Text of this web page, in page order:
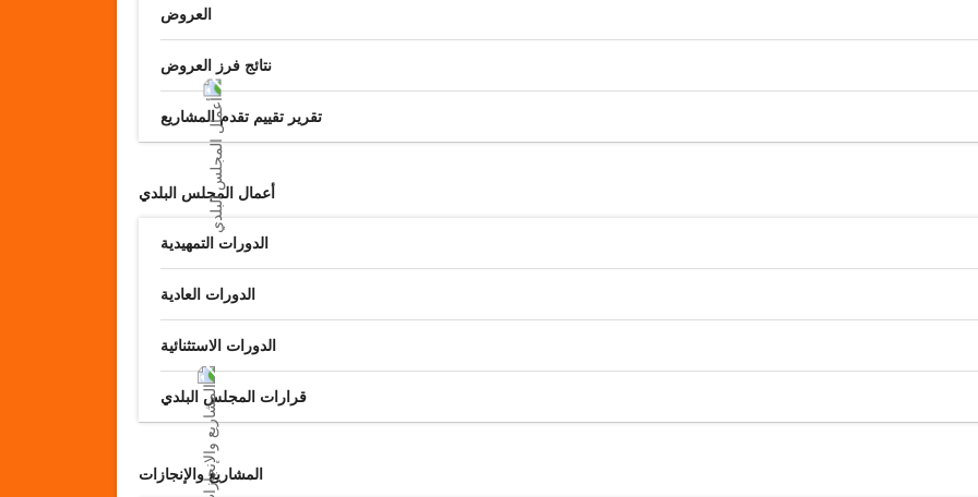
العروض
نتائج فرز العروض
تقرير تقييم تقدم المشاريع
أعمال المجلس البلدي
الدورات التمهيدية
الدورات العادية
الدورات الاستثنائية
قرارات المجلس البلدي
المشاريع والإنجازات